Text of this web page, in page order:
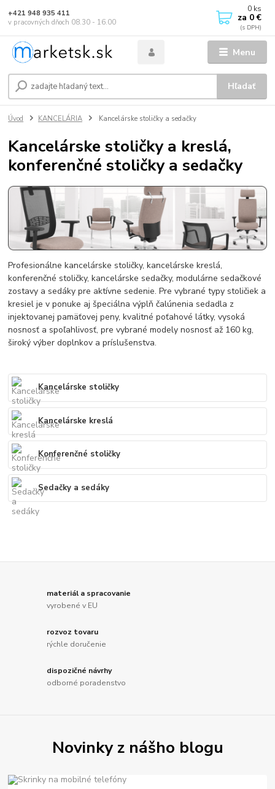
Menu
Hľadať
+421 948 935 411
v pracovných dňoch 08.30 - 16.00
0 ks
za 0 €
Úvod KANCELÁRIA Kancelárske stoličky a sedačky
Kancelárske stoličky a kreslá,
konferenčné stoličky a sedačky
Profesionálne kancelárske stoličky, kancelárske kreslá,
konferenčné stoličky, kancelárske sedačky, modulárne sedačkové
zostavy a sedáky pre aktívne sedenie. Pre vybrané typy stoličiek a
kresiel je v ponuke aj špeciálna výplň čalúnenia sedadla z
injektovanej pamäťovej peny, kvalitné poťahové látky, vysoká
nosnosť a spoľahlivosť, pre vybrané modely nosnosť až 160 kg,
široký výber doplnkov a príslušenstva.
Kancelárske stoličky
Kancelárske kreslá
Konferenčné stoličky
Sedačky a sedáky
materiál a spracovanie
vyrobené v EU
rozvoz tovaru
rýchle doručenie
dispozičné návrhy
odborné poradenstvo
Novinky z nášho blogu